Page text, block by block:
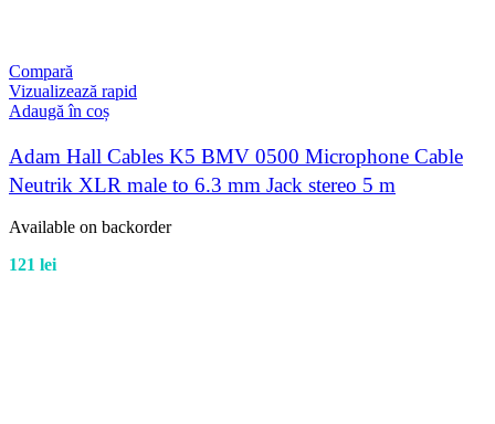
Compară
Vizualizează rapid
Adaugă în coș
Adam Hall Cables K5 BMV 0500 Microphone Cable
Neutrik XLR male to 6.3 mm Jack stereo 5 m
Available on backorder
121 lei